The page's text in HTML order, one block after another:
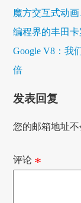
魔方交互式动画
编程界的丰田卡
Google V8：我
倍
发表回复
您的邮箱地址不
评论 *